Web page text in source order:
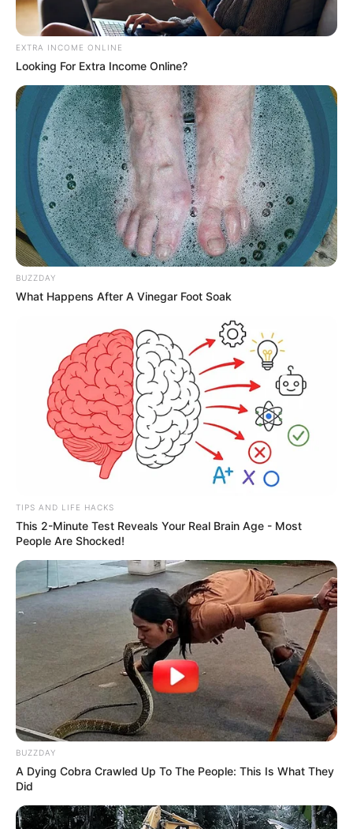
EXTRA INCOME ONLINE
Looking For Extra Income Online?
BUZZDAY
What Happens After A Vinegar Foot Soak
TIPS AND LIFE HACKS
This 2-Minute Test Reveals Your Real Brain Age - Most
People Are Shocked!
BUZZDAY
A Dying Cobra Crawled Up To The People: This Is What They
Did